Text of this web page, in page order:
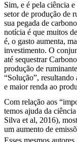
Sim, e é pela ciência
setor de produção de
sua pegada de
notícia é que muitos
é, o gasto aumenta,
investimento. O
até sequestrar
produção de
“Solução”, resultando
e maior renda ao
Com relação aos
temos ajuda da
Silva et al, 2016),
um aumento de